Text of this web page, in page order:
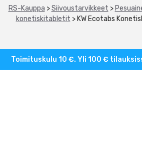
RS-Kauppa >Siivoustarvikkeet >
konetiskitabletit > KW Ecotabs
Toimituskulu 10 €. Yli 100 €